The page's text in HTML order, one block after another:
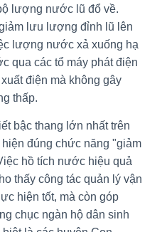
lượng nước lũ đổ về.
lưu lượng đỉnh lũ lên
lượng nước xả xuống hạ
qua các tổ máy phát điện
điện mà không gây
thấp.
bậc thang lớn nhất trên
đúng chức năng "giảm
hồ tích nước hiệu quả
thấy công tác quản lý vận
hiện tốt, mà còn góp
chục ngàn hộ dân sinh